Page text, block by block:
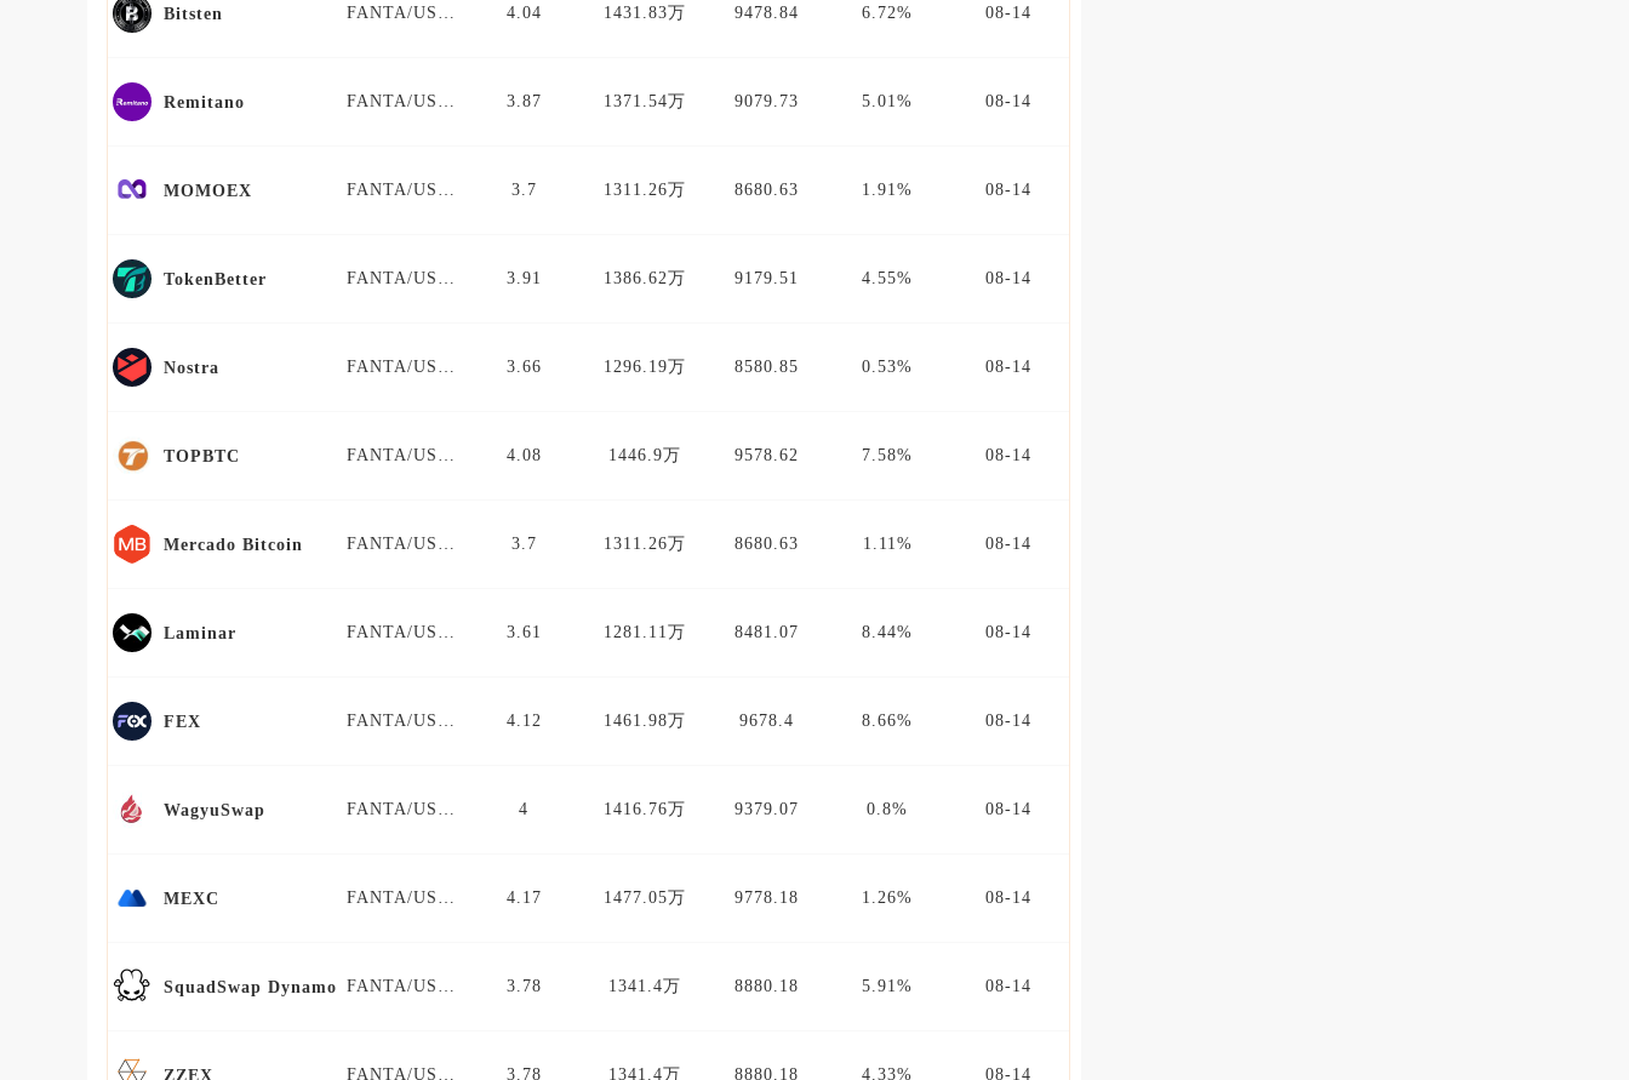
Bitsten FANTA/USDT 4.04 1431.83万 9478.84 6.72% 08-14
Remitano FANTA/USDT 3.87 1371.54万 9079.73 5.01% 08-14
MOMOEX FANTA/USDT 3.7 1311.26万 8680.63 1.91% 08-14
TokenBetter FANTA/USDT 3.91 1386.62万 9179.51 4.55% 08-14
Nostra FANTA/USDT 3.66 1296.19万 8580.85 0.53% 08-14
TOPBTC FANTA/USDT 4.08 1446.9万 9578.62 7.58% 08-14
Mercado Bitcoin FANTA/USDT 3.7 1311.26万 8680.63 1.11% 08-14
Laminar FANTA/USDT 3.61 1281.11万 8481.07 8.44% 08-14
FEX FANTA/USDT 4.12 1461.98万 9678.4 8.66% 08-14
WagyuSwap FANTA/USDT 4 1416.76万 9379.07 0.8% 08-14
MEXC FANTA/USDT 4.17 1477.05万 9778.18 1.26% 08-14
SquadSwap Dynamo FANTA/USDT 3.78 1341.4万 8880.18 5.91% 08-14
ZZEX FANTA/USDT 3.78 1341.4万 8880.18 4.33% 08-14